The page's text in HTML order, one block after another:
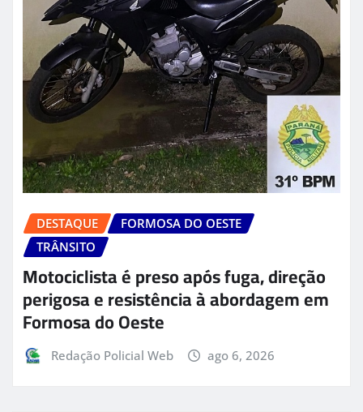
DESTAQUE
FORMOSA DO OESTE
TRÂNSITO
Motociclista é preso após fuga, direção
perigosa e resistência à abordagem em
Formosa do Oeste
Redação Policial Web ago 6, 2026